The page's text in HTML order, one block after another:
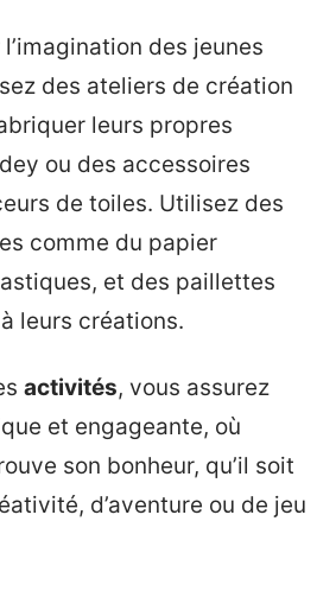
des jeunes
des ateliers de création
leurs propres
ou des accessoires
de toiles. Utilisez des
comme du papier
et des paillettes
leurs créations.
activités, vous assurez
et engageante, où
son bonheur, qu’il soit
d’aventure ou de jeu